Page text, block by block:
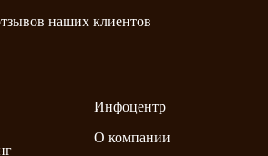
наших клиентов
Инфоцентр
О компании